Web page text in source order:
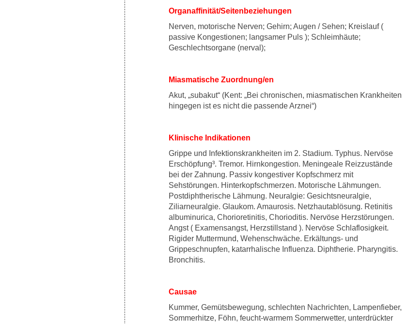
Organaffinität/Seitenbeziehungen
Nerven, motorische Nerven; Gehirn; Augen / Sehen; Kreislauf (
passive Kongestionen; langsamer Puls ); Schleimhäute;
Geschlechtsorgane (nerval);
Miasmatische Zuordnung/en
Akut, „subakut“ (Kent: „Bei chronischen, miasmatischen Krankheiten
hingegen ist es nicht die passende Arznei“)
Klinische Indikationen
Grippe und Infektionskrankheiten im 2. Stadium. Typhus. Nervöse
Erschöpfung³. Tremor. Hirnkongestion. Meningeale Reizzustände
bei der Zahnung. Passiv kongestiver Kopfschmerz mit
Sehstörungen. Hinterkopfschmerzen. Motorische Lähmungen.
Postdiphtherische Lähmung. Neuralgie: Gesichtsneuralgie,
Ziliarneuralgie. Glaukom. Amaurosis. Netzhautablösung. Retinitis
albuminurica, Chorioretinitis, Chorioditis. Nervöse Herzstörungen.
Angst ( Examensangst, Herzstillstand ). Nervöse Schlaflosigkeit.
Rigider Muttermund, Wehenschwäche. Erkältungs- und
Grippeschnupfen, katarrhalische Influenza. Diphtherie. Pharyngitis.
Bronchitis.
Causae
Kummer, Gemütsbewegung, schlechten Nachrichten, Lampenfieber,
Sommerhitze, Föhn, feucht-warmem Sommerwetter, unterdrückter